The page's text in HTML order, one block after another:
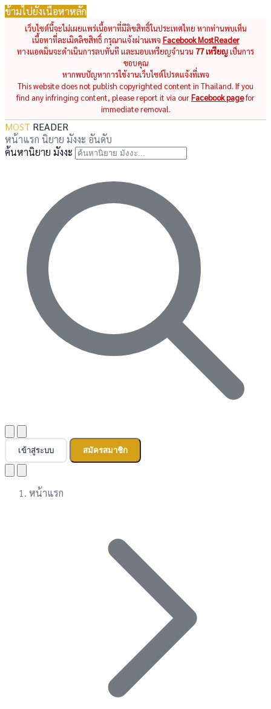
ข้ามไปยังเนื้อหาหลัก
เว็บไซต์นี้จะไม่เผยแพร่เนื้อหาที่มีลิขสิทธิ์ในประเทศไทย หากท่านพบเห็น
เนื้อหาที่ละเมิดลิขสิทธิ์ กรุณาแจ้งผ่านเพจ Facebook MostReader
ทางแอดมินจะดำเนินการลบทันที และมอบเหรียญจำนวน 77 เหรียญเป็นการ
ขอบคุณ
หากพบปัญหาการใช้งานเว็บไซต์โปรดแจ้งที่เพจ
This website does not publish copyrighted content in Thailand. If you
find any infringing content, please report it via ourFacebook pagefor
immediate removal.
MOST READER
หน้าแรก นิยาย มังงะ อันดับ
ค้นหานิยาย มังงะ
เข้าสู่ระบบ สมัครสมาชิก
หน้าแรก